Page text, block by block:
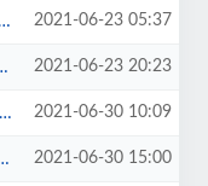
2021-06-23 05:37
2021-06-23 20:23
2021-06-30 10:09
2021-06-30 15:00